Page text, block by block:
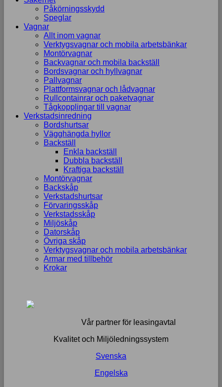
Påkörningsskydd
Speglar
Vagnar
Allt inom vagnar
Verktygsvagnar och mobila arbetsbänkar
Montörvagnar
Backvagnar och mobila backställ
Bordsvagnar och hyllvagnar
Pallvagnar
Plattformsvagnar och lådvagnar
Rullcontainrar och paketvagnar
Tågkopplingar till vagnar
Verkstadsinredning
Bordshurtsar
Vägghängda hyllor
Backställ
Enkla backställ
Dubbla backställ
Kraftiga backställ
Montörvagnar
Backskåp
Verkstadshurtsar
Förvaringsskåp
Verkstadsskåp
Miljöskåp
Datorskåp
Övriga skåp
Verktygsvagnar och mobila arbetsbänkar
Armar med tillbehör
Krokar
Vår partner för leasingavtal
Kvalitet och Miljöledningssystem
Svenska
Engelska